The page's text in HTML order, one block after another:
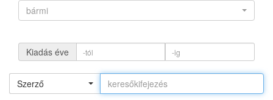
bármi
Kiadás éve
Szerző